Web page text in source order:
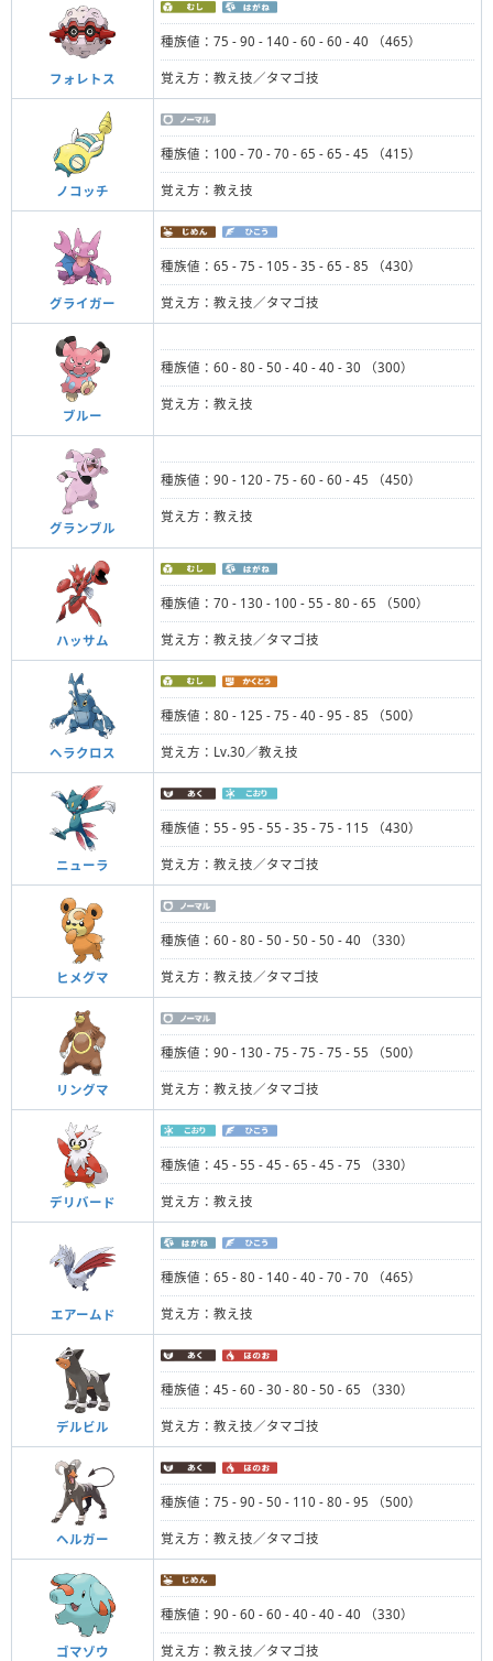
フォレトス
種族値：75 - 90 - 140 - 60 - 60 - 40 （465）
覚え方：教え技／タマゴ技
ノコッチ
種族値：100 - 70 - 70 - 65 - 65 - 45 （415）
覚え方：教え技
グライガー
種族値：65 - 75 - 105 - 35 - 65 - 85 （430）
覚え方：教え技／タマゴ技
ブルー
種族値：60 - 80 - 50 - 40 - 40 - 30 （300）
覚え方：教え技
グランブル
種族値：90 - 120 - 75 - 60 - 60 - 45 （450）
覚え方：教え技
ハッサム
種族値：70 - 130 - 100 - 55 - 80 - 65 （500）
覚え方：教え技／タマゴ技
ヘラクロス
種族値：80 - 125 - 75 - 40 - 95 - 85 （500）
覚え方：Lv.30／教え技
ニューラ
種族値：55 - 95 - 55 - 35 - 75 - 115 （430）
覚え方：教え技／タマゴ技
ヒメグマ
種族値：60 - 80 - 50 - 50 - 50 - 40 （330）
覚え方：教え技／タマゴ技
リングマ
種族値：90 - 130 - 75 - 75 - 75 - 55 （500）
覚え方：教え技／タマゴ技
デリバード
種族値：45 - 55 - 45 - 65 - 45 - 75 （330）
覚え方：教え技
エアームド
種族値：65 - 80 - 140 - 40 - 70 - 70 （465）
覚え方：教え技
デルビル
種族値：45 - 60 - 30 - 80 - 50 - 65 （330）
覚え方：教え技／タマゴ技
ヘルガー
種族値：75 - 90 - 50 - 110 - 80 - 95 （500）
覚え方：教え技／タマゴ技
ゴマゾウ
種族値：90 - 60 - 60 - 40 - 40 - 40 （330）
覚え方：教え技／タマゴ技